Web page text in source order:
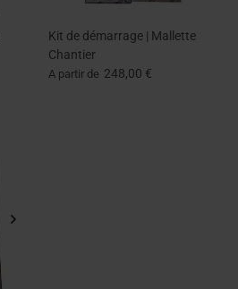
Kit de démarrage | Mallette
Chantier
A partir de 248,00 €